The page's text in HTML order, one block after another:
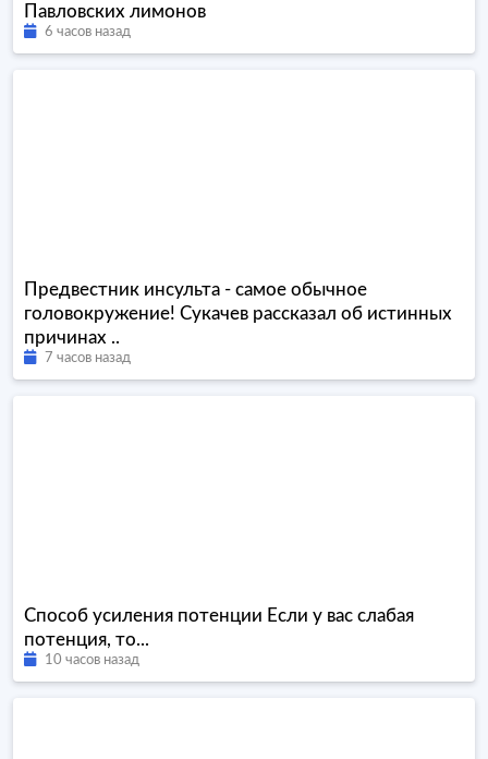
Павловских лимонов
6 часов назад
Предвестник инсульта - самое обычное
головокружение! Сукачев рассказал об истинных
причинах ..
7 часов назад
Способ усиления потенции Если у вас слабая
потенция, то...
10 часов назад